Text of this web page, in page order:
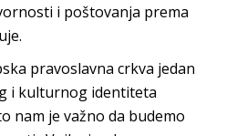
i poštovanja prema
pravoslavna crkva jedan
i kulturnog identiteta
nam je važno da budemo